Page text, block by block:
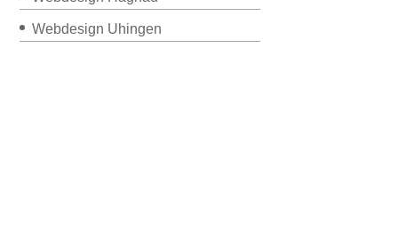
Webdesign Uhingen